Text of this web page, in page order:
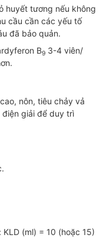
huyết tương nếu không
cầu cần các yếu tố
đã bảo quản.
B9 3-4 viên/
nôn, tiêu chảy vả
điện giải để duy trì
(ml) = 10 (hoặc 15)